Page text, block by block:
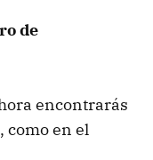
de
encontrarás
como en el